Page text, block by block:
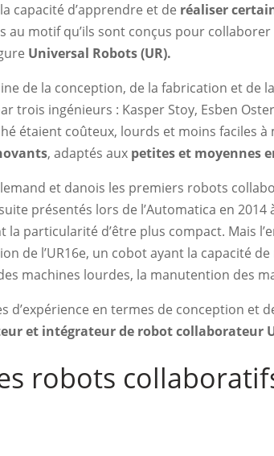
capacité d’apprendre et de réaliser
motif qu’ils sont conçus pour
Universal Robots (UR).
de la conception, de la fabrication et
trois ingénieurs : Kasper Stoy, Esben
étaient coûteux, lourds et moins faciles à
, adaptés aux petites et moyennes
et danois les premiers robots
présentés lors de l’Automatica en 2014
particularité d’être plus compact. Mais
de l’UR16e, un cobot ayant la capacité
machines lourdes, la manutention des
d’expérience en termes de conception
et intégrateur de robot collaborateur
robots